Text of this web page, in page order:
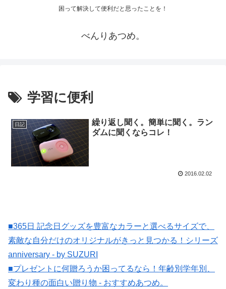
困って解決して便利だと思ったことを！
べんりあつめ。
学習に便利
日記
繰り返し聞く。簡単に聞く。ラン
ダムに聞くならコレ！
2016.02.02
■365日 記念日グッズを豊富なカラーと選べるサイズで、
素敵な自分だけのオリジナルがきっと見つかる！シリーズ
anniversary - by SUZURI
■プレゼントに何贈ろうか困ってるなら！年齢別学年別、
変わり種の面白い贈り物 - おすすめあつめ。